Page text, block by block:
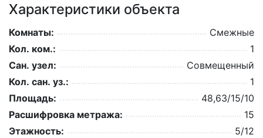
Характеристики объекта
Комнаты:
Смежные
Кол. ком.:
1
Сан. узел:
Совмещенный
Кол. сан. уз.:
1
Площадь:
48,63/15/10
Расшифровка метража:
15
Этажность:
5/12